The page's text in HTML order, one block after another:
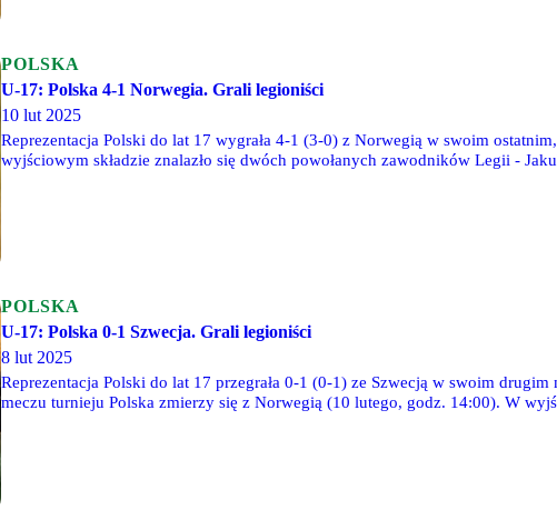
POLSKA
U-17: Polska 4-1 Norwegia. Grali legioniści
10 lut 2025
Reprezentacja Polski do lat 17 wygrała 4-1 (3-0) z Norwegią w swoim
wyjściowym składzie znalazło się dwóch powołanych zawodników Legii -
POLSKA
U-17: Polska 0-1 Szwecja. Grali legioniści
8 lut 2025
Reprezentacja Polski do lat 17 przegrała 0-1 (0-1) ze Szwecją w swoim
meczu turnieju Polska zmierzy się z Norwegią (10 lutego, godz. 14:00). W